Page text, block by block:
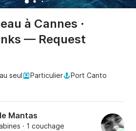
à Cannes ·
— Request
seul Particulier
Port Canto
Mantas
· 1 couchage